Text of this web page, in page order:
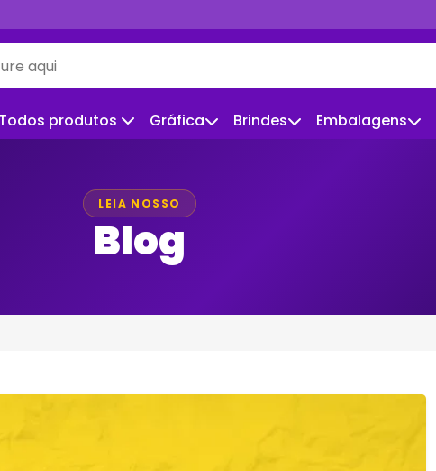
Todos produtos Gráfica Brindes Embalagens
LEIA NOSSO
Blog